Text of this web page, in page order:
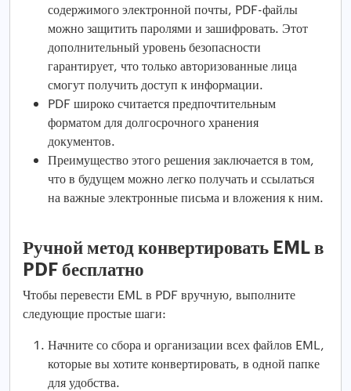
содержимого электронной почты, PDF-файлы
можно защитить паролями и зашифровать. Этот
дополнительный уровень безопасности
гарантирует, что только авторизованные лица
смогут получить доступ к информации.
PDF широко считается предпочтительным
форматом для долгосрочного хранения
документов.
Преимущество этого решения заключается в том,
что в будущем можно легко получать и ссылаться
на важные электронные письма и вложения к ним.
Ручной метод конвертировать EML в
PDF бесплатно
Чтобы перевести EML в PDF вручную, выполните
следующие простые шаги:
Начните со сбора и организации всех файлов EML,
которые вы хотите конвертировать, в одной папке
для удобства.